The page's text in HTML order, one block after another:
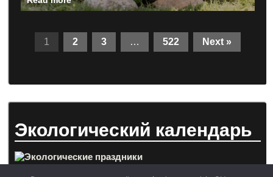
1 2 3 … 522 Next »
Экологический календарь